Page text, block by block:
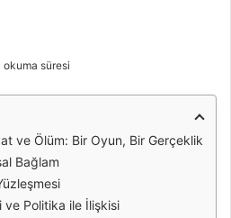
süresi
ve Ölüm: Bir Oyun, Bir Gerçeklik
Bağlam
ve Politika ile İlişkisi